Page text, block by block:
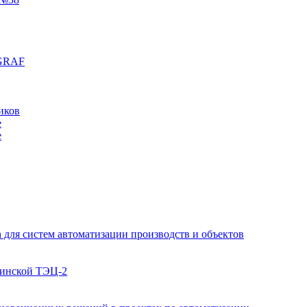
систем автоматизации производств и объектов
ТЭЦ-2